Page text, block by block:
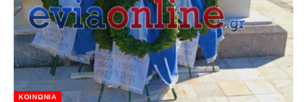
ΚΟΙΝΩΝΊΑ